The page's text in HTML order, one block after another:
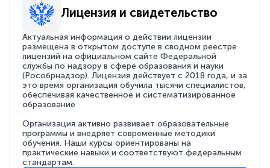
Лицензия и свидетельство
Актуальная информация о действии лицензии
размещена в открытом доступе в сводном реестре
лицензий на официальном сайте Федеральной
службы по надзору в сфере образования и науки
(Рособрнадзор). Лицензия действует с 2018 года, и за
это время организация обучила тысячи специалистов,
обеспечивая качественное и систематизированное
образование
Организация активно развивает образовательные
программы и внедряет современные методики
обучения. Наши курсы ориентированы на
практические навыки и соответствуют федеральным
стандартам.